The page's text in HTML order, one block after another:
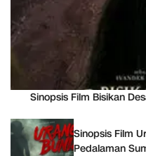
Sinopsis Film Bisikan
Sinopsis Film
Pedalaman